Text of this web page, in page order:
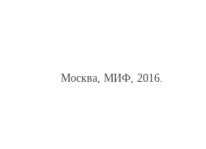
Москва, МИФ, 2016.